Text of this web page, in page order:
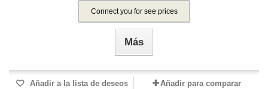
Connect you for see prices
Más
Añadir a la lista de deseos Añadir para comparar